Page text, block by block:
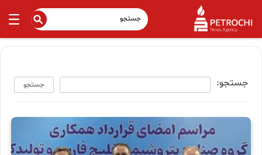
جستجو: جستجو